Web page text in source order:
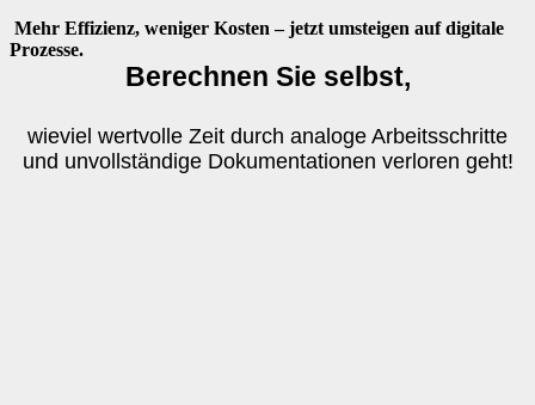
Mehr Effizienz, weniger Kosten – jetzt umsteigen auf digitale
Prozesse.
Berechnen Sie selbst,
wieviel wertvolle Zeit durch analoge Arbeitsschritte
und unvollständige Dokumentationen verloren geht!